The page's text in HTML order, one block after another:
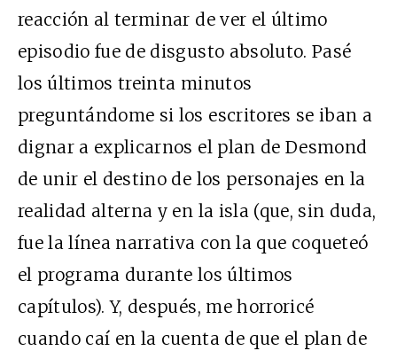
reacción al terminar de ver el último
episodio fue de disgusto absoluto. Pasé
los últimos treinta minutos
preguntándome si los escritores se iban a
dignar a explicarnos el plan de Desmond
de unir el destino de los personajes en la
realidad alterna y en la isla (que, sin duda,
fue la línea narrativa con la que coqueteó
el programa durante los últimos
capítulos). Y, después, me horroricé
cuando caí en la cuenta de que el plan de